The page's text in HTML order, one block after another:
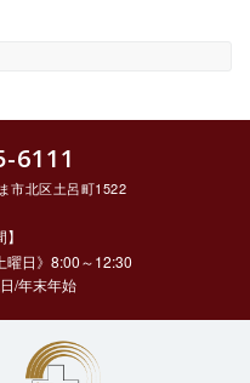
6111
市北区土呂町1522
曜日》8:00～12:30
/年末年始